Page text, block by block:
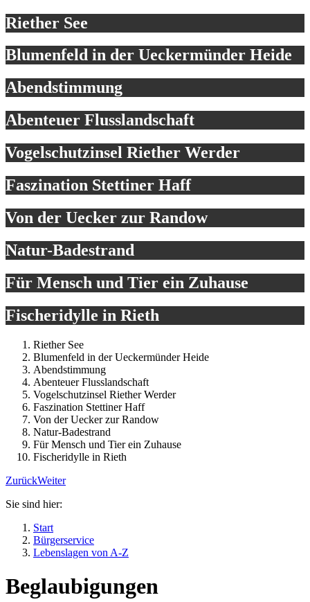
Riether See
Blumenfeld in der Ueckermünder Heide
Abendstimmung
Abenteuer Flusslandschaft
Vogelschutzinsel Riether Werder
Faszination Stettiner Haff
Von der Uecker zur Randow
Natur-Badestrand
Für Mensch und Tier ein Zuhause
Fischeridylle in Rieth
Riether See
Blumenfeld in der Ueckermünder Heide
Abendstimmung
Abenteuer Flusslandschaft
Vogelschutzinsel Riether Werder
Faszination Stettiner Haff
Von der Uecker zur Randow
Natur-Badestrand
Für Mensch und Tier ein Zuhause
Fischeridylle in Rieth
ZurückWeiter
Sie sind hier:
Start
Bürgerservice
Lebenslagen von A-Z
Beglaubigungen